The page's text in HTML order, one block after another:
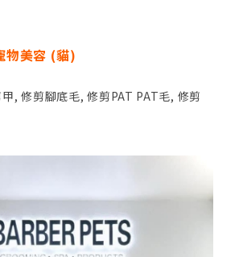
美容 (貓)
, 修剪腳底毛, 修剪PAT PAT毛, 修剪
腺